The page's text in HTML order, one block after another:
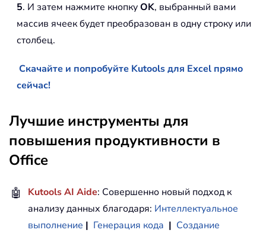
5. И затем нажмите кнопкуOK, выбранный вами
массив ячеек будет преобразован в одну строку или
столбец.
Скачайте и попробуйте Kutools для Excel прямо
сейчас!
Лучшие инструменты для
повышения продуктивности в
Office
🤖 Kutools AI Aide: Совершенно новый подход к
анализу данных благодаря: Интеллектуальное
выполнение | Генерация кода | Создание